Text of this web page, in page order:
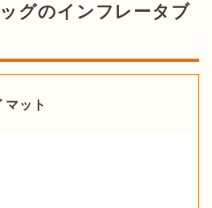
グのインフレータブ
マット